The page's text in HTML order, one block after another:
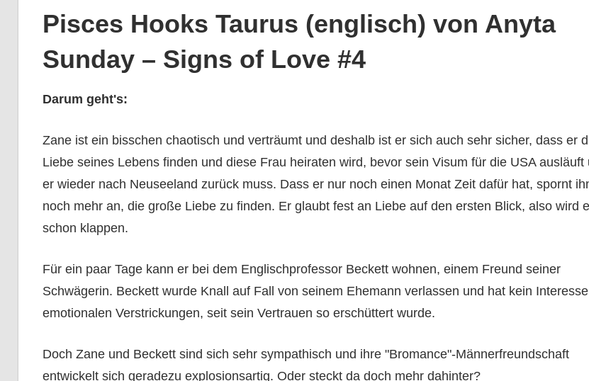
Pisces Hooks Taurus (englisch) von Anyta
Sunday – Signs of Love #4
Darum geht's:
Zane ist ein bisschen chaotisch und verträumt und deshalb ist er sich auch sehr sicher, dass er
Liebe seines Lebens finden und diese Frau heiraten wird, bevor sein Visum für die USA ausläuft
er wieder nach Neuseeland zurück muss. Dass er nur noch einen Monat Zeit dafür hat, spornt
noch mehr an, die große Liebe zu finden. Er glaubt fest an Liebe auf den ersten Blick, also wird
schon klappen.
Für ein paar Tage kann er bei dem Englischprofessor Beckett wohnen, einem Freund seiner
Schwägerin. Beckett wurde Knall auf Fall von seinem Ehemann verlassen und hat kein
emotionalen Verstrickungen, seit sein Vertrauen so erschüttert wurde.
Doch Zane und Beckett sind sich sehr sympathisch und ihre "Bromance"-Männerfreundschaft
entwickelt sich geradezu explosionsartig. Oder steckt da doch mehr dahinter?